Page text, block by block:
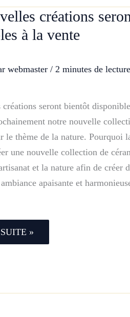
créations
à la vente
webmaster/ 2 minutes de lecture
seront bientôt
notre nouvelle
le thème de la nature. Pourquoi
une nouvelle collection de
et la nature afin de créer
apaisante et
»